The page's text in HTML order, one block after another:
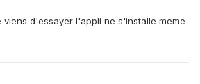
d'essayer l'appli ne s'installe meme